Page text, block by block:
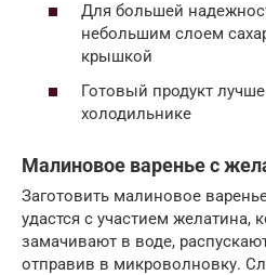
Для большей
небольшим слоем
крышкой
Готовый продукт
холодильнике
Малиновое варенье с
Заготовить малиновое
удастся с участием желатина,
замачивают в воде,
отправив в микроволновку.